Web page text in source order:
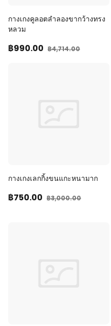
กางเกงคูลอตลำลองขากว้างทรง
หลวม
฿990.00 ฿4,714.00
กางเกงเลกกิ้งขนแกะหนามาก
฿750.00 ฿3,000.00